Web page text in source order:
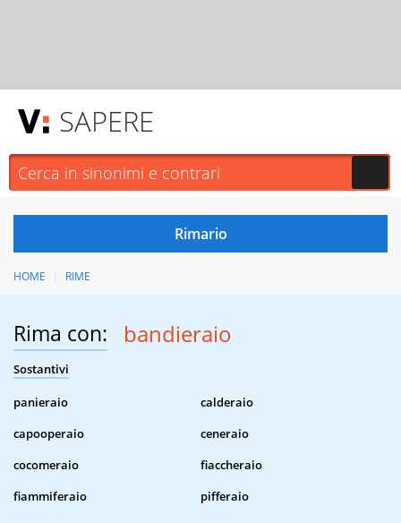
SAPERE
HOME RIME
Rima con: bandieraio
Sostantivi
panieraio
calderaio
capooperaio
ceneraio
cocomeraio
fiaccheraio
fiammiferaio
pifferaio